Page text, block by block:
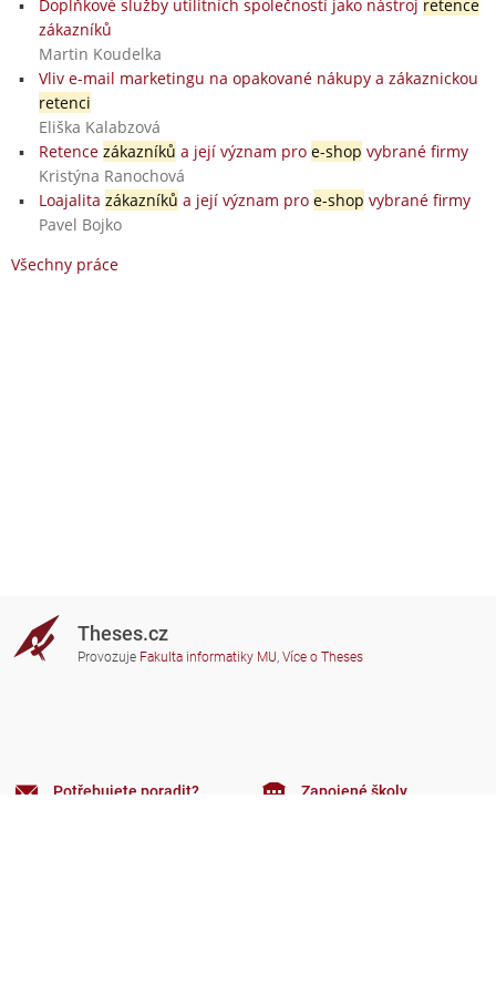
Doplňkové služby utilitních společností jako nástroj retence
zákazníků
Martin Koudelka
Vliv e-mail marketingu na opakované nákupy a zákaznickou
retenci
Eliška Kalabzová
Retence zákazníků a její význam pro e-shop vybrané firmy
Kristýna Ranochová
Loajalita zákazníků a její význam pro e-shop vybrané firmy
Pavel Bojko
Všechny práce
Theses.cz
Provozuje Fakulta informatiky MU, Více o Theses
Potřebujete poradit? Zapojené školy